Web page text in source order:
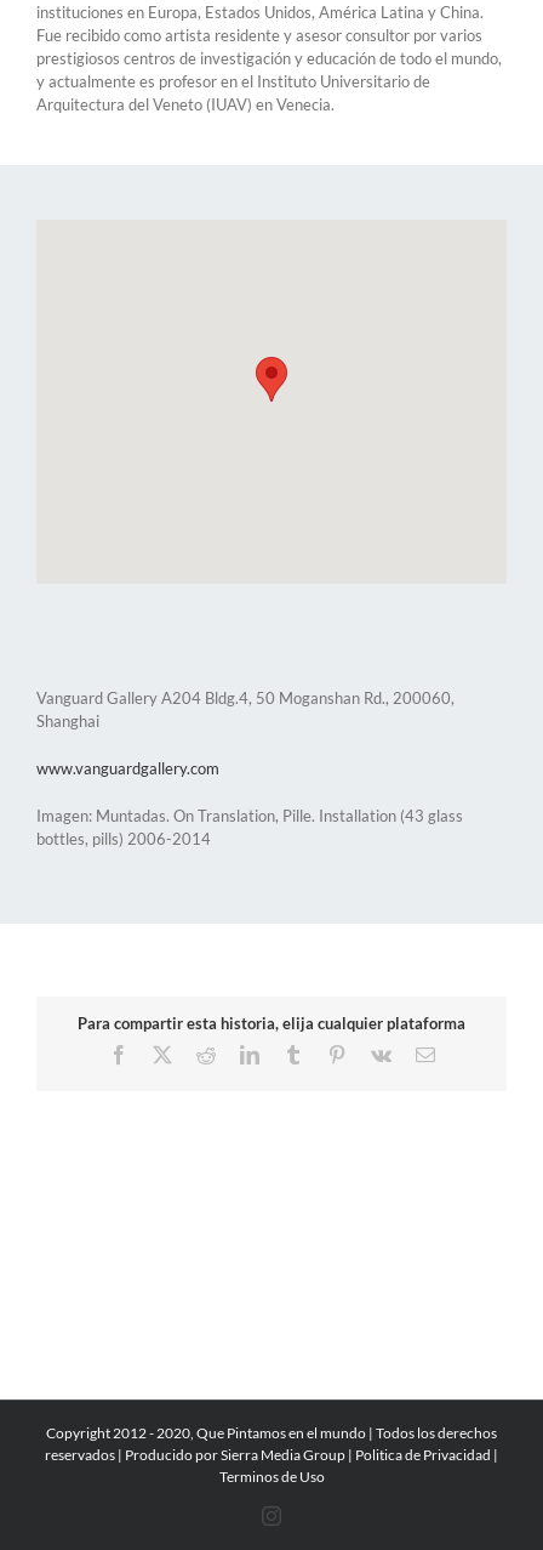
instituciones en Europa, Estados Unidos, América Latina y China.
Fue recibido como artista residente y asesor consultor por varios
prestigiosos centros de investigación y educación de todo el mundo,
y actualmente es profesor en el Instituto Universitario de
Arquitectura del Veneto (IUAV) en Venecia.
Vanguard Gallery A204 Bldg.4, 50 Moganshan Rd., 200060,
Shanghai
www.vanguardgallery.com
Imagen: Muntadas. On Translation, Pille. Installation (43 glass
bottles, pills) 2006-2014
Para compartir esta historia, elija cualquier plataforma
Facebook
RedditLinkedInTumblr Pinterest
Vk
Correo
Copyright 2012 - 2020, Que Pintamos en el mundo | Todos los derechos
reservados | Producido porSierra Media Group | Politica de Privacidad |
Terminos de Uso
Instagram